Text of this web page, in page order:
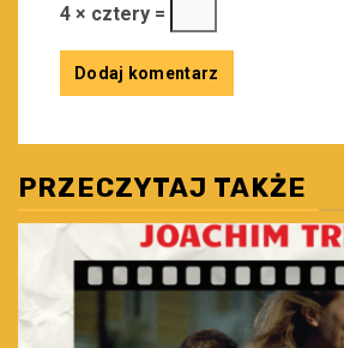
4 × cztery =
PRZECZYTAJ TAKŻE